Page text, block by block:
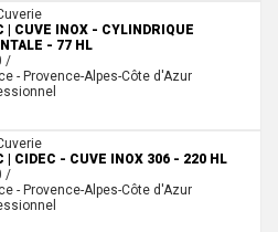
horizontale - 77 HL
| CUVE INOX - CYLINDRIQUE
- 77 HL
/
- Provence-Alpes-Côte d'Azur
220 HL
| CIDEC - CUVE INOX 306 - 220 HL
/
- Provence-Alpes-Côte d'Azur